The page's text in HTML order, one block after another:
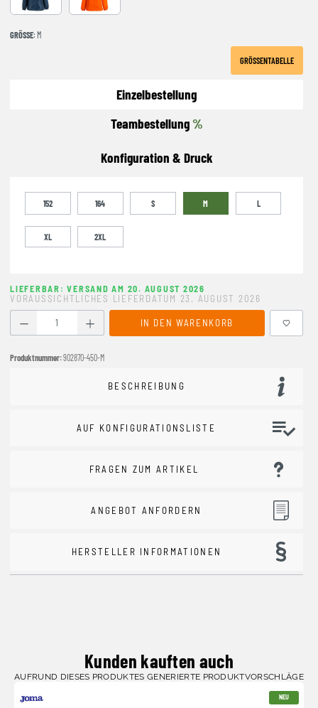
GRÖSSE : M
GRÖSSENTABELLE
Einzelbestellung
Teambestellung %
Konfiguration & Druck
152 164 S M L
XL 2XL
LIEFERBAR: VERSAND AM 20. AUGUST 2026
VORAUSSICHTLICHES LIEFERDATUM 23. AUGUST 2026
Produkt Anzahl: Gib den gewünschten Wert ein oder
IN DEN WARENKORB
Produktnummer:902870-450-M
BESCHREIBUNG
AUF KONFIGURATIONSLISTE
FRAGEN ZUM ARTIKEL
ANGEBOT ANFORDERN
HERSTELLER INFORMATIONEN
Kunden kauften auch
AUFRUND DIESES PRODUKTES GENERIERTE PRODUKTVORSCHLÄGE
NEU